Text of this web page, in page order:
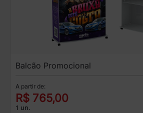
Balcão Promocional
A partir de:
R$ 765,00
1 un.